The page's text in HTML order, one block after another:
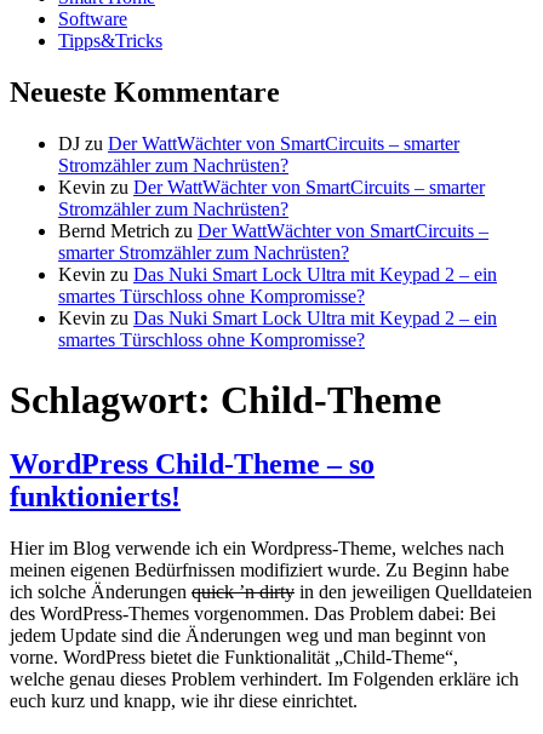
Software
Tipps&Tricks
Neueste Kommentare
DJ zu Der WattWächter von SmartCircuits – smarter
Stromzähler zum Nachrüsten?
Kevin zu Der WattWächter von SmartCircuits – smarter
Stromzähler zum Nachrüsten?
Bernd Metrich zu Der WattWächter von SmartCircuits –
smarter Stromzähler zum Nachrüsten?
Kevin zu Das Nuki Smart Lock Ultra mit Keypad 2 – ein
smartes Türschloss ohne Kompromisse?
Kevin zu Das Nuki Smart Lock Ultra mit Keypad 2 – ein
smartes Türschloss ohne Kompromisse?
Schlagwort: Child-Theme
WordPress Child-Theme – so
funktionierts!
Hier im Blog verwende ich ein Wordpress-Theme, welches nach
meinen eigenen Bedürfnissen modifiziert wurde. Zu Beginn habe
ich solche Änderungen quick ’n dirty in den jeweiligen Quelldateien
des WordPress-Themes vorgenommen. Das Problem dabei: Bei
jedem Update sind die Änderungen weg und man beginnt von
vorne. WordPress bietet die Funktionalität „Child-Theme“,
welche genau dieses Problem verhindert. Im Folgenden erkläre ich
euch kurz und knapp, wie ihr diese einrichtet.